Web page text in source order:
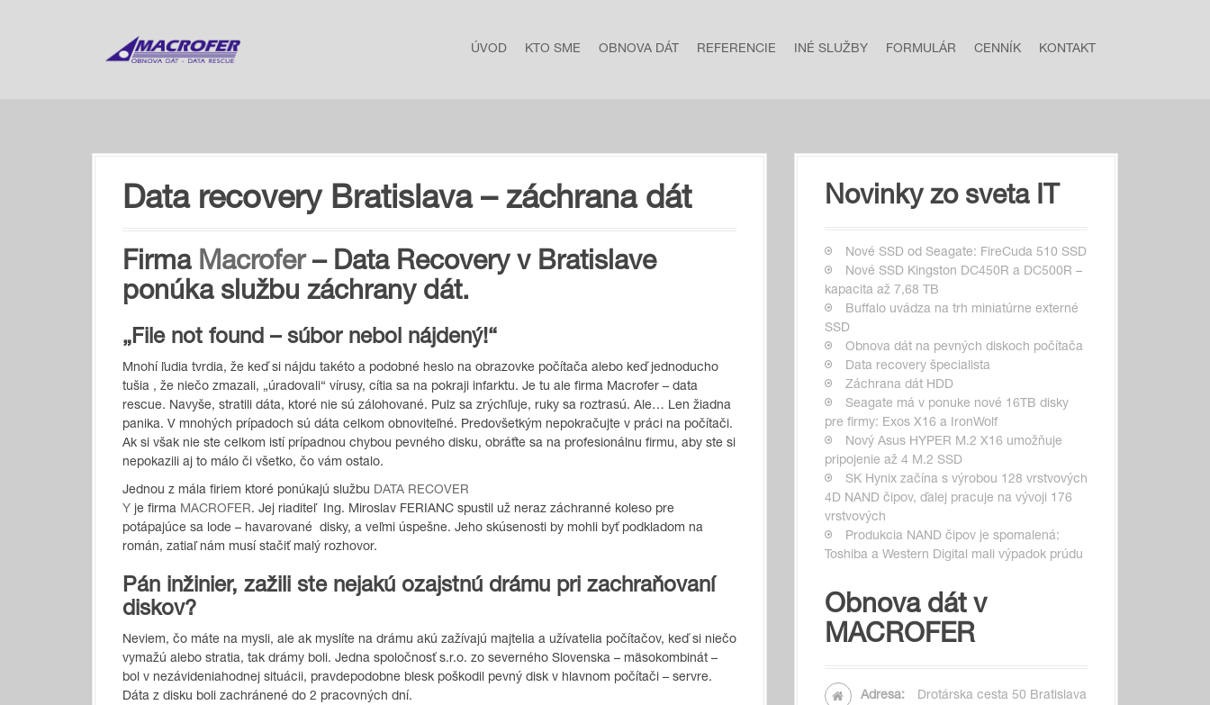
ÚVOD KTO SME OBNOVA DÁT REFERENCIE INÉ SLUŽBY FORMULÁR CENNÍK KONTAKT
Data recovery Bratislava – záchrana dát
Firma Macrofer– Data Recovery v Bratislave
ponúka službu záchrany dát.
„File not found – súbor nebol nájdený!“
Mnohí ľudia tvrdia, že keď si nájdu takéto a podobné heslo na obrazovke počítača alebo keď jednoducho
tušia , že niečo zmazali, „úradovali“ vírusy, cítia sa na pokraji infarktu. Je tu ale firma Macrofer – data
rescue. Navyše, stratili dáta, ktoré nie sú zálohované. Pulz sa zrýchľuje, ruky sa roztrasú. Ale… Len žiadna
panika. V mnohých prípadoch sú dáta celkom obnoviteľné. Predovšetkým nepokračujte v práci na počítači.
Ak si však nie ste celkom istí prípadnou chybou pevného disku, obráťte sa na profesionálnu firmu, aby ste si
nepokazili aj to málo či všetko, čo vám ostalo.
Jednou z mála firiem ktoré ponúkajú službu DATA RECOVER
Y je firma MACROFER. Jej riaditeľ Ing. Miroslav FERIANC spustil už neraz záchranné koleso pre
potápajúce sa lode – havarované disky, a veľmi úspešne. Jeho skúsenosti by mohli byť podkladom na
román, zatiaľ nám musí stačiť malý rozhovor.
Pán inžinier, zažili ste nejakú ozajstnú drámu pri zachraňovaní
diskov?
Neviem, čo máte na mysli, ale ak myslíte na drámu akú zažívajú majtelia a užívatelia počítačov, keď si niečo
vymažú alebo stratia, tak drámy boli. Jedna spoločnosť s.r.o. zo severného Slovenska – mäsokombinát –
bol v nezávideniahodnej situácii, pravdepodobne blesk poškodil pevný disk v hlavnom počítači – servre.
Dáta z disku boli zachránené do 2 pracovných dní.
Novinky zo sveta IT
Nové SSD od Seagate: FireCuda 510 SSD
Nové SSD Kingston DC450R a DC500R –
kapacita až 7,68 TB
Buffalo uvádza na trh miniatúrne externé
SSD
Obnova dát na pevných diskoch počítača
Data recovery špecialista
Záchrana dát HDD
Seagate má v ponuke nové 16TB disky
pre firmy: Exos X16 a IronWolf
Nový Asus HYPER M.2 X16 umožňuje
pripojenie až 4 M.2 SSD
SK Hynix začína s výrobou 128 vrstvových
4D NAND čipov, ďalej pracuje na vývoji 176
vrstvových
Produkcia NAND čipov je spomalená:
Toshiba a Western Digital mali výpadok prúdu
Obnova dát v
MACROFER
Adresa: Drotárska cesta 50 Bratislava